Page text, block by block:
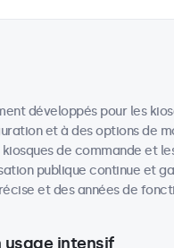
développés pour les
et à des options de
de commande et
publique continue et
et des années de
intensif